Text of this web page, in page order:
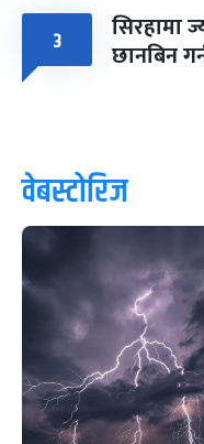
३ सिरहामा
छानबिन
वेबस्टोरिज